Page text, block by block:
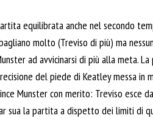
equilibrata anche nel secondo
molto (Treviso di più) ma
ad avvicinarsi di più alla meta.
del piede di Keatley messa in
Munster con merito: Treviso esce
sua la partita a dispetto dei limiti di